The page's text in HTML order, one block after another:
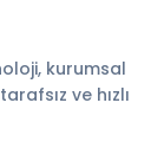
kurumsal
ve hızlı